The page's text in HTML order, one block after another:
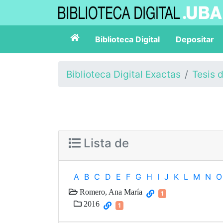
Biblioteca Digital Depositar
Biblioteca Digital Exactas Tesis
Lista de
A B C D E F G H I J K L M N O
Romero, Ana María 1
2016 1